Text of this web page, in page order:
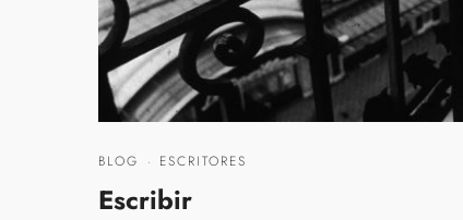
BLOG · ESCRITORES
Escribir